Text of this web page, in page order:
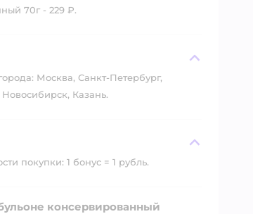
70г - 229 ₽.
Москва, Санкт-Петербург,
Казань.
покупки: 1 бонус = 1 рубль.
консервированный